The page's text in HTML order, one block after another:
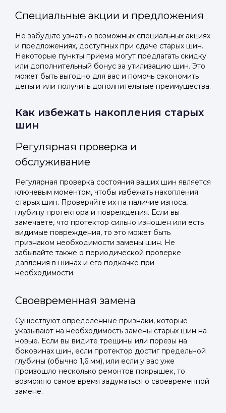
Специальные акции и предложения
Не забудьте узнать о возможных специальных акциях
и предложениях, доступных при сдаче старых шин.
Некоторые пункты приема могут предлагать скидку
или дополнительный бонус за утилизацию шин. Это
может быть выгодно для вас и помочь сэкономить
деньги или получить дополнительные преимущества.
Как избежать накопления старых
шин
Регулярная проверка и
обслуживание
Регулярная проверка состояния ваших шин является
ключевым моментом, чтобы избежать накопления
старых шин. Проверяйте их на наличие износа,
глубину протектора и повреждения. Если вы
замечаете, что протектор сильно изношен или есть
видимые повреждения, то это может быть
признаком необходимости замены шин. Не
забывайте также о периодической проверке
давления в шинах и его подкачке при
необходимости.
Своевременная замена
Существуют определенные признаки, которые
указывают на необходимость замены старых шин на
новые. Если вы видите трещины или порезы на
боковинах шин, если протектор достиг предельной
глубины (обычно 1,6 мм), или если у вас уже
произошло несколько ремонтов покрышек, то
возможно самое время задуматься о своевременной
замене.